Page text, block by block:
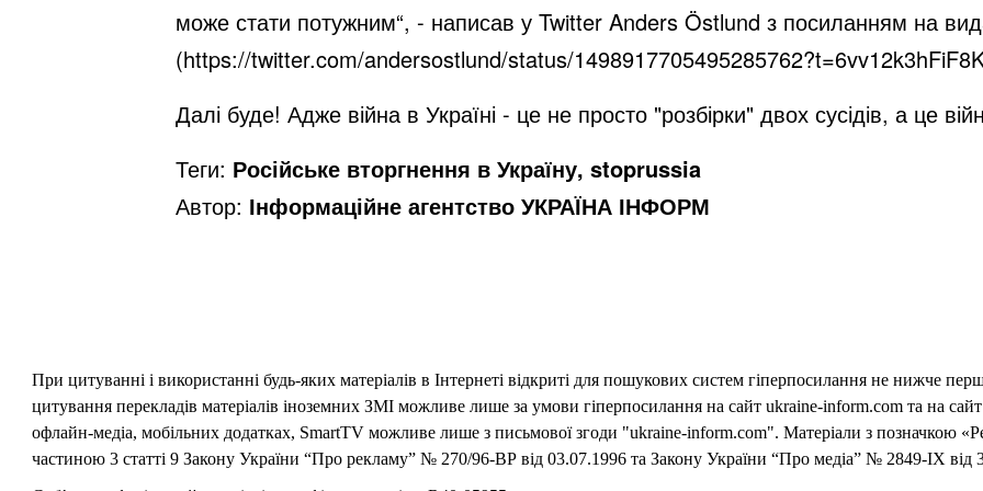
може стати потужним“, - написав у Twitter Anders Östlund з посиланням на
(https://twitter.com/andersostlund/status/
Далі буде! Адже війна в Україні - це не просто "розбірки" двох сусідів, а це
Теги: Російське вторгнення в Україну, stoprussia
Автор: Інформаційне агентство УКРАЇНА ІНФОРМ
При цитуванні і використанні будь-яких матеріалів в Інтернеті відкриті для пошукових систем гіперпосилання не нижче
цитування перекладів матеріалів іноземних ЗМІ можливе лише за умови гіперпосилання на сайт ukraine-inform.com та на
офлайн-медіа, мобільних додатках, SmartTV можливе лише з письмової згоди "ukraine-inform.com". Матеріали з позначкою
частиною 3 статті 9 Закону України “Про рекламу” № 270/96-ВР від 03.07.1996 та Закону України “Про медіа” № 2849-IX від